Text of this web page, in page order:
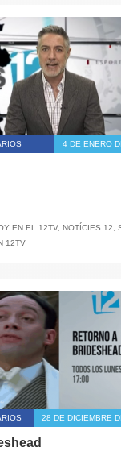
4 DE ENERO
EN EL 12TV, NOTÍCIES 12
12TV
28 DE DICIEMBRE